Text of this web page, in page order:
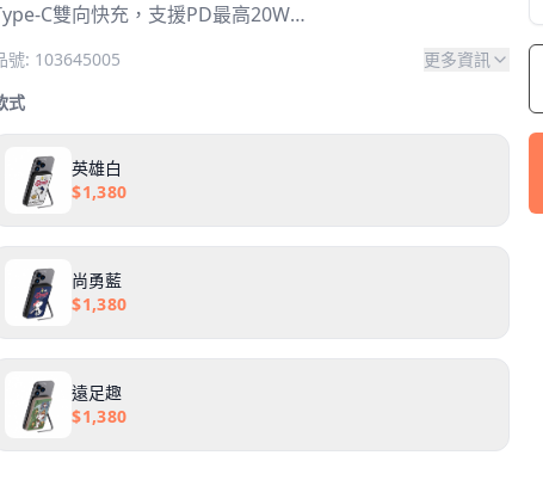
C雙向快充，支援PD最高20W
同時充兩台設備
薄無負擔，LED電量顯示設計
號: 103645005
更多資訊
式
英雄白
$1,380
尚勇藍
$1,380
遠足趣
$1,380